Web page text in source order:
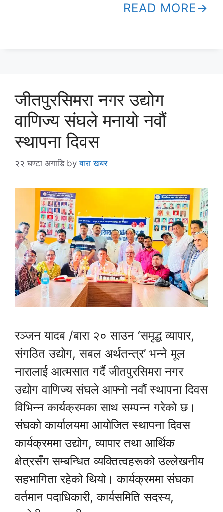
READ MORE
जीतपुरसिमरा नगर उद्योग
वाणिज्य संघले मनायो नवौं
स्थापना दिवस
२२ घण्टा अगाडि byबारा खबर
रञ्जन यादब /बारा २० साउन ‘समृद्ध व्यापार,
संगठित उद्योग, सबल अर्थतन्त्र’ भन्ने मूल
नारालाई आत्मसात गर्दै जीतपुरसिमरा नगर
उद्योग वाणिज्य संघले आफ्नो नवौं स्थापना दिवस
विभिन्न कार्यक्रमका साथ सम्पन्न गरेको छ।
संघको कार्यालयमा आयोजित स्थापना दिवस
कार्यक्रममा उद्योग, व्यापार तथा आर्थिक
क्षेत्रसँग सम्बन्धित व्यक्तित्वहरूको उल्लेखनीय
सहभागिता रहेको थियो। कार्यक्रममा संघका
वर्तमान पदाधिकारी, कार्यसमिति सदस्य,